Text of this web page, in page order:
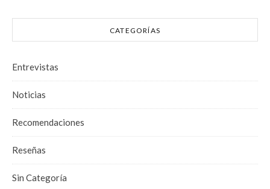
CATEGORÍAS
Entrevistas
Noticias
Recomendaciones
Reseñas
Sin Categoría